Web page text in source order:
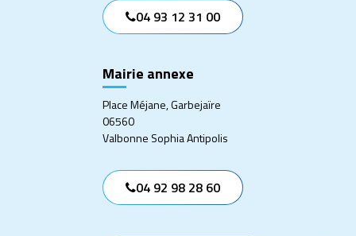
04 93 12 31 00
Mairie annexe
Place Méjane, Garbejaïre
06560
Valbonne Sophia Antipolis
04 92 98 28 60